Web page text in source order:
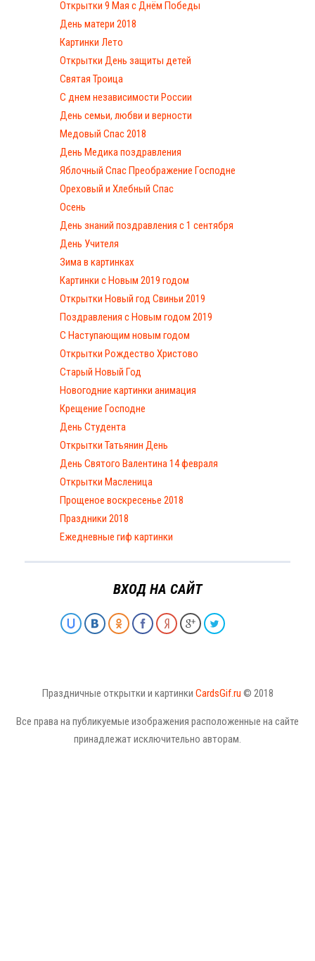
Открытки 9 Мая с Днём Победы
День матери 2018
Картинки Лето
Открытки День защиты детей
Святая Троица
С днем независимости России
День семьи, любви и верности
Медовый Спас 2018
День Медика поздравления
Яблочный Спас Преображение Господне
Ореховый и Хлебный Спас
Осень
День знаний поздравления с 1 сентября
День Учителя
Зима в картинках
Картинки с Новым 2019 годом
Открытки Новый год Свиньи 2019
Поздравления с Новым годом 2019
С Наступающим новым годом
Открытки Рождество Христово
Старый Новый Год
Новогодние картинки анимация
Крещение Господне
День Студента
Открытки Татьянин День
День Святого Валентина 14 февраля
Открытки Масленица
Прощеное воскресенье 2018
Праздники 2018
Ежедневные гиф картинки
ВХОД НА САЙТ
Праздничные открытки и картинки CardsGif.ru © 2018
Все права на публикуемые изображения расположенные на сайте
принадлежат исключительно авторам.